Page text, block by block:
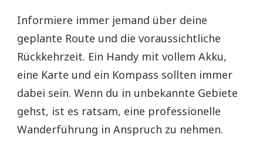
Informiere immer jemand über deine
geplante Route und die voraussichtliche
Rückkehrzeit. Ein Handy mit vollem Akku,
eine Karte und ein Kompass sollten immer
dabei sein. Wenn du in unbekannte Gebiete
gehst, ist es ratsam, eine professionelle
Wanderführung in Anspruch zu nehmen.